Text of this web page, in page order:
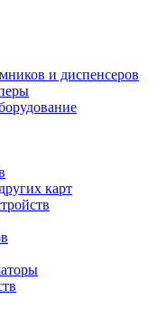
и диспенсеров
карт